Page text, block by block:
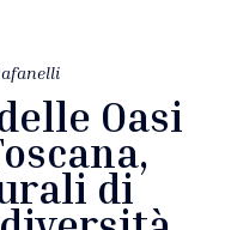
Oasi
di